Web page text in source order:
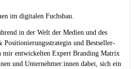
im digitalen Fuchsbau.
in der Welt der Medien und des
und Bestseller-
entwickelten Expert Branding Matrix
und Unternehmer:innen dabei, sich ein